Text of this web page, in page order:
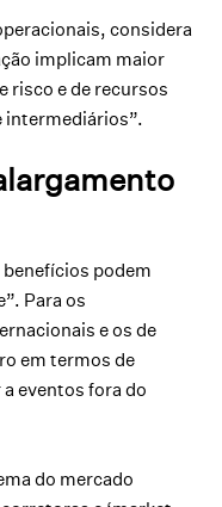
considera
implicam maior
risco e de recursos
intermediários”.
benefícios podem
Para os
e os de
em termos de
eventos fora do
do mercado